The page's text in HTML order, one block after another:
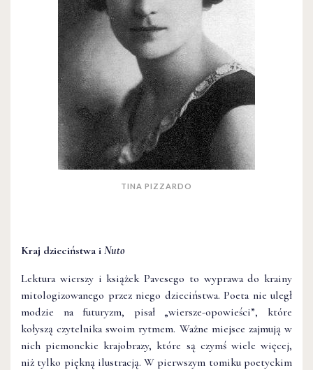
TINA PIZZARDO
Kraj dzieciństwa i Nuto
Lektura wierszy i książek Pavesego to wyprawa do krainy
mitologizowanego przez niego dzieciństwa. Poeta nie uległ
modzie na futuryzm, pisał „wiersze-opowieści”, które
kołyszą czytelnika swoim rytmem. Ważne miejsce zajmują w
nich piemonckie krajobrazy, które są czymś wiele więcej,
niż tylko piękną ilustracją. W pierwszym tomiku poetyckim